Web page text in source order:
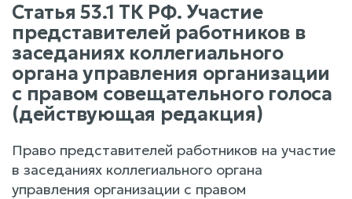
Статья 53.1 ТК РФ. Участие
представителей работников в
заседаниях коллегиального
органа управления организации
с правом совещательного голоса
(действующая редакция)
Право представителей работников на участие
в заседаниях коллегиального органа
управления организации с правом